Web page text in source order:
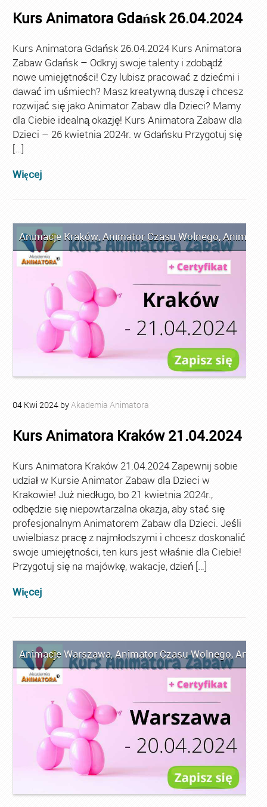
Kurs Animatora Gdańsk 26.04.2024
Kurs Animatora Gdańsk 26.04.2024 Kurs Animatora
Zabaw Gdańsk – Odkryj swoje talenty i zdobądź
nowe umiejętności! Czy lubisz pracować z dziećmi i
dawać im uśmiech? Masz kreatywną duszę i chcesz
rozwijać się jako Animator Zabaw dla Dzieci? Mamy
dla Ciebie idealną okazję! Kurs Animatora Zabaw dla
Dzieci – 26 kwietnia 2024r. w Gdańsku Przygotuj się
[…]
Więcej
Animacje Kraków,Animator Czasu Wolnego,
04 Kwi 2024 byAkademia Animatora
Kurs Animatora Kraków 21.04.2024
Kurs Animatora Kraków 21.04.2024 Zapewnij sobie
udział w Kursie Animator Zabaw dla Dzieci w
Krakowie! Już niedługo, bo 21 kwietnia 2024r.,
odbędzie się niepowtarzalna okazja, aby stać się
profesjonalnym Animatorem Zabaw dla Dzieci. Jeśli
uwielbiasz pracę z najmłodszymi i chcesz doskonalić
swoje umiejętności, ten kurs jest właśnie dla Ciebie!
Przygotuj się na majówkę, wakacje, dzień […]
Więcej
Animacje Warszawa,Animator Czasu Wolnego,